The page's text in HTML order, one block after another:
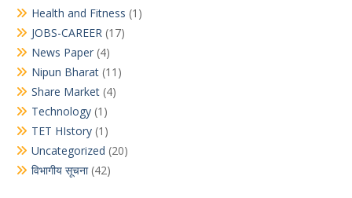
Health and Fitness (1)
JOBS-CAREER (17)
News Paper (4)
Nipun Bharat (11)
Share Market (4)
Technology (1)
TET HIstory (1)
Uncategorized (20)
विभागीय सूचना(42)